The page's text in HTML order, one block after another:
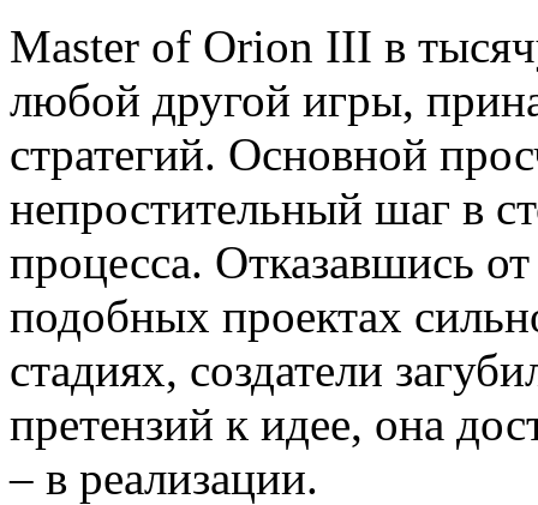
Master of Orion III в
любой другой игры,
стратегий. Основной
непростительный шаг в
процесса. Отказавшись
подобных проектах
стадиях, создатели
претензий к идее, она
– в реализации.